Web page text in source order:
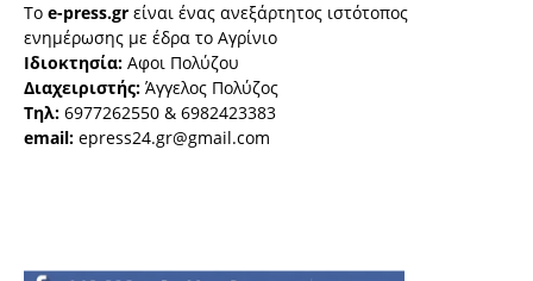
Το e-press.gr είναι ένας ανεξάρτητος ιστότοπος
ενημέρωσης με έδρα το Αγρίνιο
Ιδιοκτησία: Αφοι Πολύζου
Διαχειριστής: Άγγελος Πολύζος
Τηλ: 6977262550 & 6982423383
email: epress24.gr@gmail.com